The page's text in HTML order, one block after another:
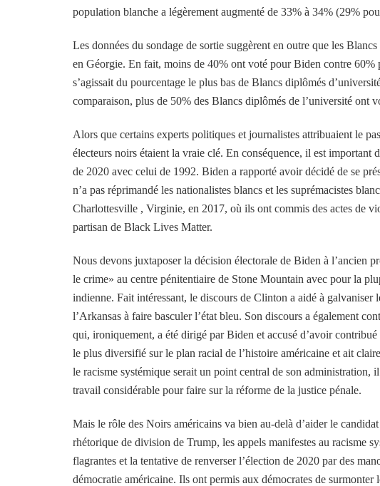
population blanche a légèrement augmenté de 33% à 34% (29%
Les données du sondage de sortie suggèrent en outre que les
en Géorgie. En fait, moins de 40% ont voté pour Biden contre
s’agissait du pourcentage le plus bas de Blancs diplômés
comparaison, plus de 50% des Blancs diplômés de l’université ont
Alors que certains experts politiques et journalistes attribuaient le
électeurs noirs étaient la vraie clé. En conséquence, il est
de 2020 avec celui de 1992. Biden a rapporté avoir décidé de se
n’a pas réprimandé les nationalistes blancs et les suprémacistes
Charlottesville , Virginie, en 2017, où ils ont commis des actes de
partisan de Black Lives Matter.
Nous devons juxtaposer la décision électorale de Biden à l’ancien
le crime» au centre pénitentiaire de Stone Mountain avec pour la
indienne. Fait intéressant, le discours de Clinton a aidé à
l’Arkansas à faire basculer l’état bleu. Son discours a également
qui, ironiquement, a été dirigé par Biden et accusé d’avoir
le plus diversifié sur le plan racial de l’histoire américaine et ait
le racisme systémique serait un point central de son
travail considérable pour faire sur la réforme de la justice pénale.
Mais le rôle des Noirs américains va bien au-delà d’aider le
rhétorique de division de Trump, les appels manifestes au racisme
flagrantes et la tentative de renverser l’élection de 2020 par des
démocratie américaine. Ils ont permis aux démocrates de